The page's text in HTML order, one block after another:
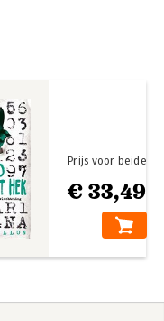
€ 33,49
Prijs voor beide